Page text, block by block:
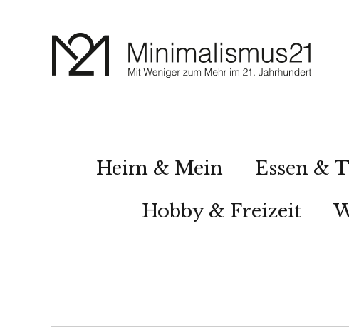
Heim & Mein Essen &
Hobby & Freizeit